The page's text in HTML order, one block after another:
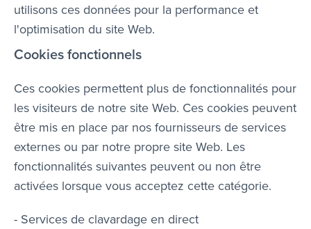
utilisons ces données pour la performance et
l'optimisation du site Web.
Cookies fonctionnels
Ces cookies permettent plus de fonctionnalités pour
les visiteurs de notre site Web. Ces cookies peuvent
être mis en place par nos fournisseurs de services
externes ou par notre propre site Web. Les
fonctionnalités suivantes peuvent ou non être
activées lorsque vous acceptez cette catégorie.
- Services de clavardage en direct